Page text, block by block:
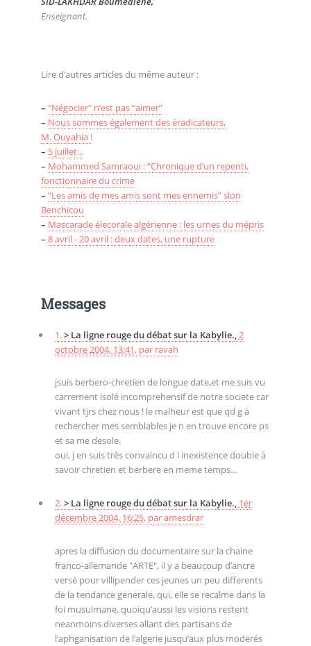
Enseignant.
Lire d’autres articles du même auteur :
– “Négocier” n’est pas “aimer”
– Nous sommes également des éradicateurs,
M. Ouyahia !
– 5 juillet...
– Mohammed Samraoui : “Chronique d’un repenti,
fonctionnaire du crime
– “Les amis de mes amis sont mes ennemis” slon
Benchicou
– Mascarade élecorale algérienne : les urnes du mépris
– 8 avril - 20 avril : deux dates, une rupture
Messages
1.> La ligne rouge du débat sur la Kabylie.,2
octobre 2004, 13:41, par ravah
jsuis berbero-chretien de longue date,et me suis vu
carrement isolé incomprehensif de notre societe car
vivant tjrs chez nous ! le malheur est que qd g à
rechercher mes semblables je n en trouve encore ps
et sa me desole.
oui, j en suis très convaincu d l inexistence double à
savoir chretien et berbere en meme temps...
2.> La ligne rouge du débat sur la Kabylie., 1er
décembre 2004, 16:25, paramesdrar
apres la diffusion du documentaire sur la chaine
franco-allemande "ARTE", il y a beaucoup d’ancre
versé pour villipender ces jeunes un peu differents
de la tendance generale, qui, elle se recalme dans la
foi musulmane, quoiqu’aussi les visions restent
neanmoins diverses allant des partisans de
l’aphganisation de l’algerie jusqu’aux plus moderés